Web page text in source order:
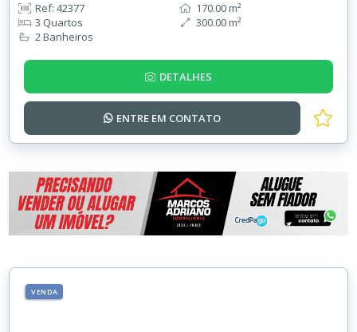
Ref: 42377
3 Quartos
2 Banheiros
170.00 m²
300.00 m²
DETALHES
ENTRE EM CONTATO
VENDA